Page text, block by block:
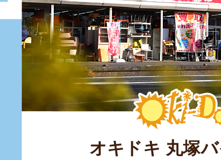
オキドキ 丸塚